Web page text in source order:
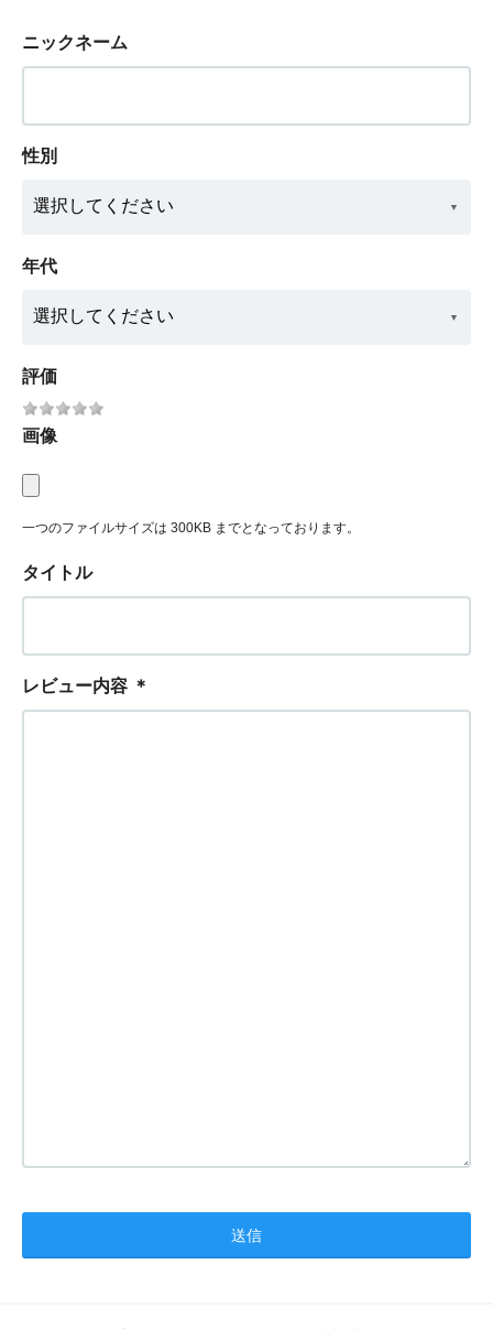
ニックネーム
性別
年代
評価
画像
一つのファイルサイズは 300KB までとなっております。
タイトル
レビュー内容 ＊